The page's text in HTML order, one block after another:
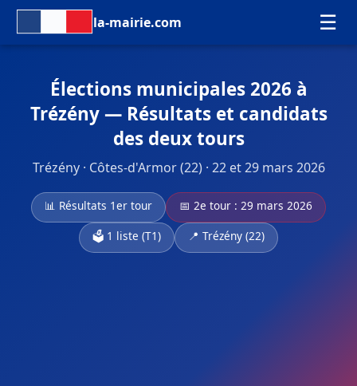
la-mairie.com ☰
Élections municipales 2026 à
Trézény — Résultats et candidats
des deux tours
Trézény · Côtes-d'Armor (22) · 22 et 29 mars 2026
📊 Résultats 1er tour
📅 2e tour : 29 mars 2026
🗳️ 1 liste (T1)
📍 Trézény (22)